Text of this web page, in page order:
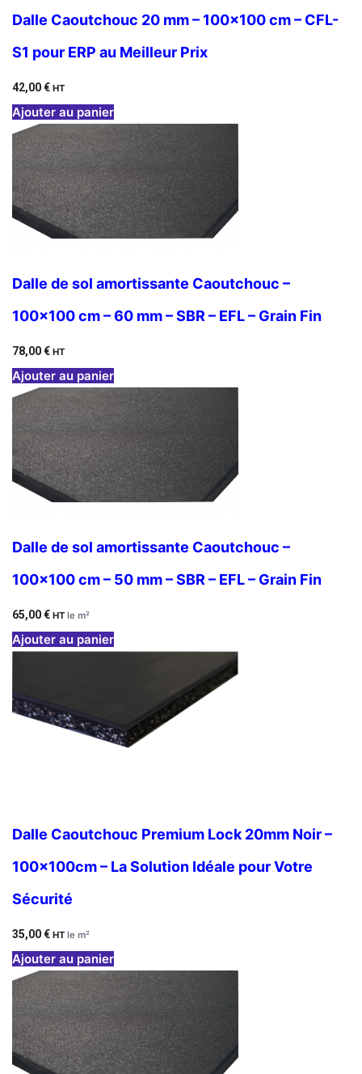
Dalle Caoutchouc 20 mm – 100×100 cm – CFL-
S1 pour ERP au Meilleur Prix
42,00€ HT
Ajouter au panier
Dalle de sol amortissante Caoutchouc –
100×100 cm – 60 mm – SBR – EFL – Grain Fin
78,00€ HT
Ajouter au panier
Dalle de sol amortissante Caoutchouc –
100×100 cm – 50 mm – SBR – EFL – Grain Fin
65,00€ HT le m²
Ajouter au panier
Dalle Caoutchouc Premium Lock 20mm Noir –
100x100cm – La Solution Idéale pour Votre
Sécurité
35,00€ HT le m²
Ajouter au panier